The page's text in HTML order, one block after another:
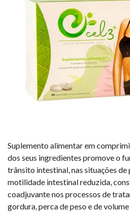
Suplemento alimentar em
dos seus ingredientes promove o
trânsito intestinal, nas situações de
motilidade intestinal reduzida,
coadjuvante nos processos de
gordura, perca de peso e de